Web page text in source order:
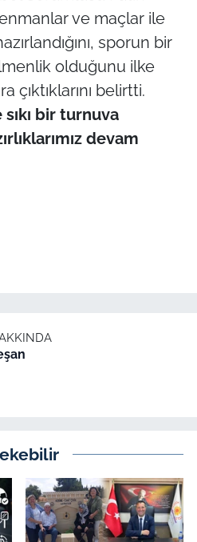
ve maçlar ile
sporun bir
olduğunu ilke
çıktıklarını belirtti.
bir turnuva
devam